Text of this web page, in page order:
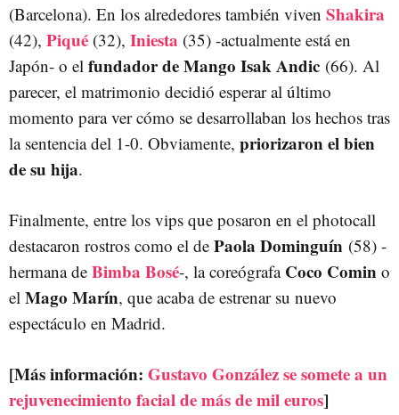
(Barcelona). En los alrededores también viven Shakira
(42), Piqué (32), Iniesta (35) -actualmente está en
Japón- o el fundador de Mango Isak Andic (66). Al
parecer, el matrimonio decidió esperar al último
momento para ver cómo se desarrollaban los hechos tras
la sentencia del 1-0. Obviamente, priorizaron el bien
de su hija.
Finalmente, entre los vips que posaron en el photocall
destacaron rostros como el de Paola Dominguín (58) -
hermana de Bimba Bosé-, la coreógrafa Coco Comin o
el Mago Marín, que acaba de estrenar su nuevo
espectáculo en Madrid.
[Más información: Gustavo González se somete a un
rejuvenecimiento facial de más de mil euros]